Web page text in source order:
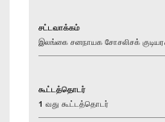
சட்டவாக்கம்
இலங்கை சனநாயக சோசலிசக்
கூட்டத்தொடர்
1 வது கூட்டத்தொடர்